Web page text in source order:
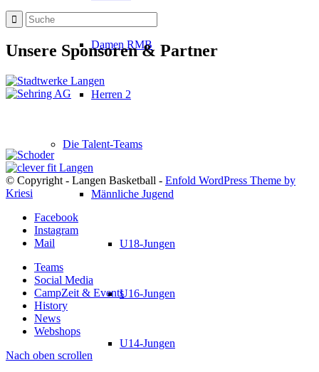
Damen RMB
Herren 2
Die Talent-Teams
Männliche Jugend
U18-Jungen
U16-Jungen
U14-Jungen
Unsere Sponsoren & Partner
© Copyright - Langen Basketball - Enfold WordPress Theme by
Kriesi
Facebook
Instagram
Mail
Teams
Social Media
CampZeit & Events
History
News
Webshops
Nach oben scrollen